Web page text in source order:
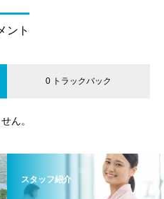
ント
0 トラックバック
ん。
スタッフ紹介